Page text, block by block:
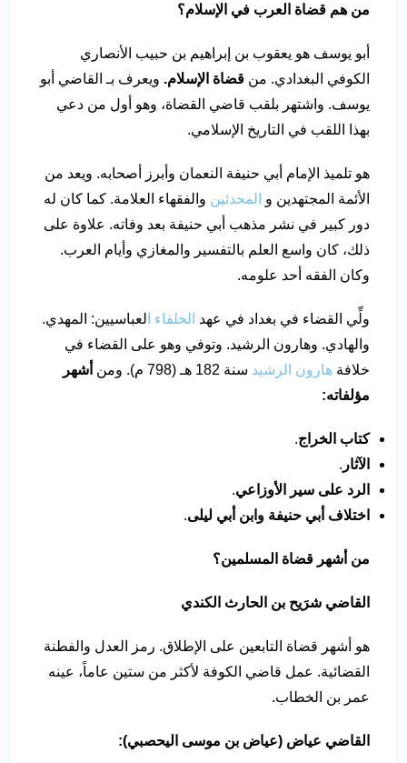
من هم قضاة العرب في الإسلام؟
أبو يوسف هو يعقوب بن إبراهيم بن حبيب الأنصاري
الكوفي البغدادي. من قضاة الإسلام. ويعرف بـ القاضي أبو
يوسف. واشتهر بلقب قاضي القضاة، وهو أول من دعي
بهذا اللقب في التاريخ الإسلامي.
هو تلميذ الإمام أبي حنيفة النعمان وأبرز أصحابه. ويعد من
الأئمة المجتهدين و المحدثين والفقهاء العلامة. كما كان له
دور كبير في نشر مذهب أبي حنيفة بعد وفاته. علاوة على
ذلك، كان واسع العلم بالتفسير والمغازي وأيام العرب.
وكان الفقه أحد علومه.
ولِّي القضاء في بغداد في عهد الخلفاء ا لعباسيين: المهدي.
والهادي. وهارون الرشيد. وتوفي وهو على القضاء في
خلافة هارون الرشيد سنة 182 هـ (798 م). ومن
أشهر
مؤلفاته:
كتاب الخراج.
الآثار .
الرد على سير الأوزاعي.
اختلاف أبي حنيفة وابن أبي ليلى.
من أشهر قضاة المسلمين؟
القاضي شرَيح بن الحارث الكندي
هو أشهر قضاة التابعين على الإطلاق. رمز العدل والفطنة
القضائية. عمل قاضي الكوفة لأكثر من ستين عاماً، عينه
عمر بن الخطاب.
القاضي عياض (عياض بن موسى اليحصبي):